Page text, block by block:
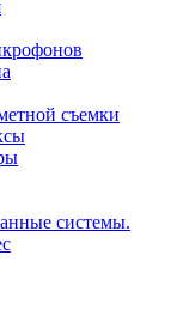
съемки
системы.